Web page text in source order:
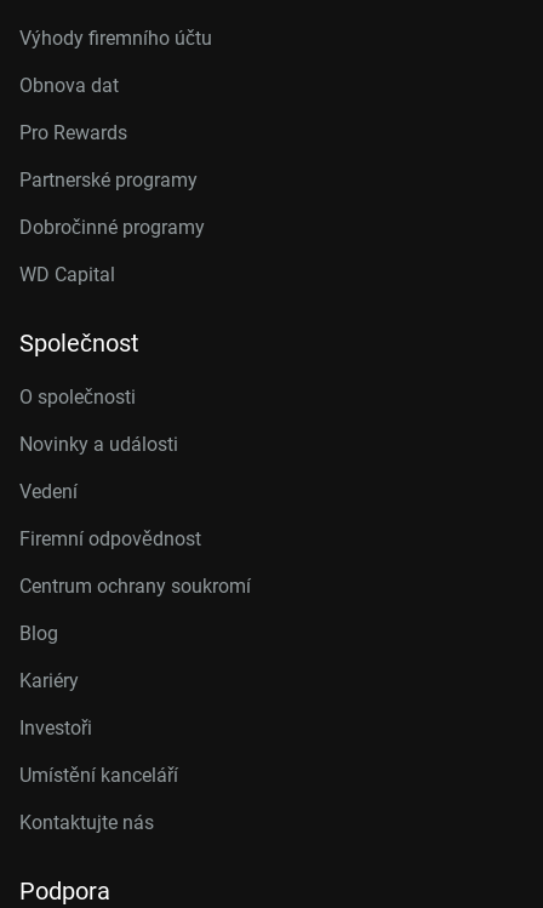
Výhody firemního účtu
Obnova dat
Pro Rewards
Partnerské programy
Dobročinné programy
WD Capital
Společnost
O společnosti
Novinky a události
Vedení
Firemní odpovědnost
Centrum ochrany soukromí
Blog
Kariéry
Investoři
Umístění kanceláří
Kontaktujte nás
Podpora